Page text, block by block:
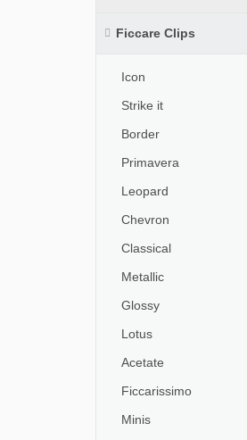
Ficcare Clips
Icon
Strike it
Border
Primavera
Leopard
Chevron
Classical
Metallic
Glossy
Lotus
Acetate
Ficcarissimo
Minis